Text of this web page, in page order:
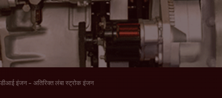
डीआई इंजन - अतिरिक्त लंबा स्ट्रोक इंजन